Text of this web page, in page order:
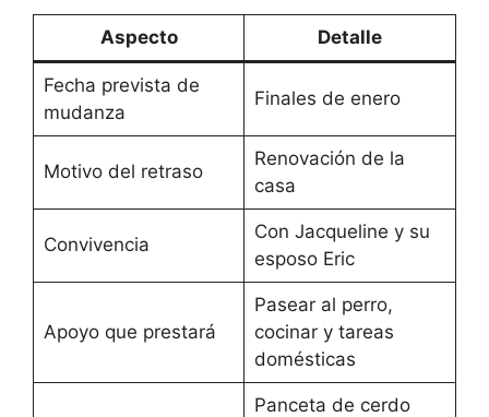
Aspecto Detalle
Fecha prevista de
mudanza
Finales de enero
Motivo del retraso
Renovación de la
casa
Convivencia
Con Jacqueline y su
esposo Eric
Apoyo que prestará
Pasear al perro,
cocinar y tareas
domésticas
Panceta de cerdo